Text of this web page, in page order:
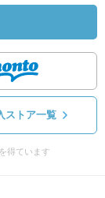
ストア一覧
得ています